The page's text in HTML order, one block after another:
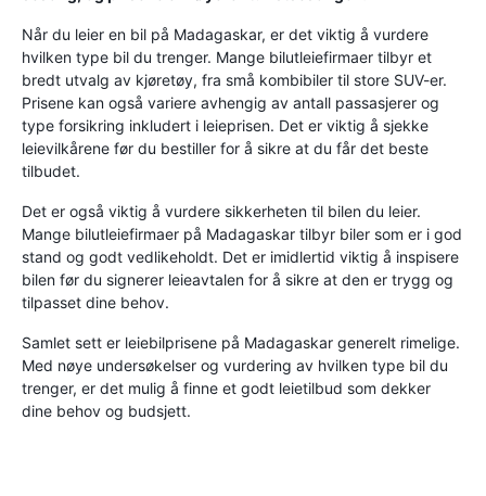
Når du leier en bil på Madagaskar, er det viktig å vurdere
hvilken type bil du trenger. Mange bilutleiefirmaer tilbyr et
bredt utvalg av kjøretøy, fra små kombibiler til store SUV-er.
Prisene kan også variere avhengig av antall passasjerer og
type forsikring inkludert i leieprisen. Det er viktig å sjekke
leievilkårene før du bestiller for å sikre at du får det beste
tilbudet.
Det er også viktig å vurdere sikkerheten til bilen du leier.
Mange bilutleiefirmaer på Madagaskar tilbyr biler som er i god
stand og godt vedlikeholdt. Det er imidlertid viktig å inspisere
bilen før du signerer leieavtalen for å sikre at den er trygg og
tilpasset dine behov.
Samlet sett er leiebilprisene på Madagaskar generelt rimelige.
Med nøye undersøkelser og vurdering av hvilken type bil du
trenger, er det mulig å finne et godt leietilbud som dekker
dine behov og budsjett.